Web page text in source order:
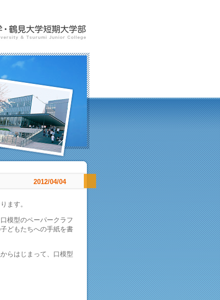
2012/04/04
ます。
模型のペーパークラフ
どもたちへの手紙を書
らはじまって、口模型